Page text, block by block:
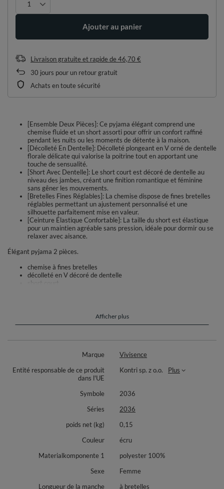
Ajouter au panier
Livraison gratuite et rapidede46,70 €
30 jours pour un retour gratuit
Achats en toute sécurité
[Ensemble Deux Pièces]: Ce pyjama élégant comprend une
chemise fluide et un short assorti pour offrir un confort raffiné
pendant les nuits ou les moments de détente à la maison.
[Décolleté En Dentelle]: Décolleté plongeant en V orné de dentelle
florale délicate qui valorise la poitrine tout en apportant une
touche de sensualité.
[Short Avec Dentelle]: Le short court est décoré de dentelle au
niveau des jambes, créant une finition romantique et féminine
sans gêner les mouvements.
[Bretelles Fines Réglables]: La chemise dispose de fines bretelles
réglables permettant un ajustement personnalisé et une
silhouette parfaitement mise en valeur.
[Ceinture Élastique Confortable]: La taille du short est élastique
pour un maintien agréable sans pression, idéale pour dormir ou se
relaxer avec aisance.
Élégant pyjama 2 pièces.
chemise à fines bretelles
décolleté en V décoré de dentelle
short court
Afficher plus
Marque
Vivisence
Entité responsable de ce produit
dans l'UE
Kontri sp. z o.o. Plus
Symbole
2036
Séries
2036
poids net (kg)
0,15
Couleur
écru
Materialkomponente 1
polyester 100%
Sexe
Femme
Longueur de la manche
à bretelles